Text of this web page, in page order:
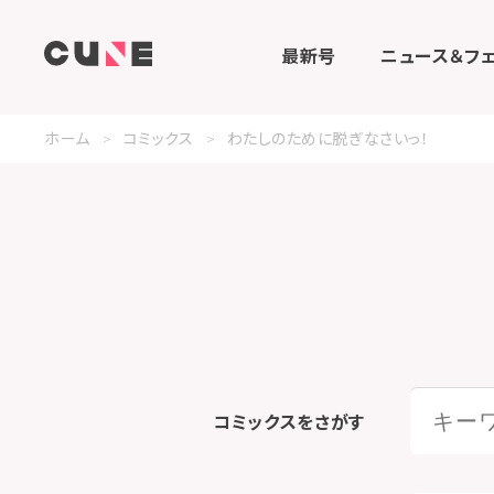
最新号 ニュース＆フ
ホーム コミックス わたしのために脱ぎなさいっ！
コミックスをさがす